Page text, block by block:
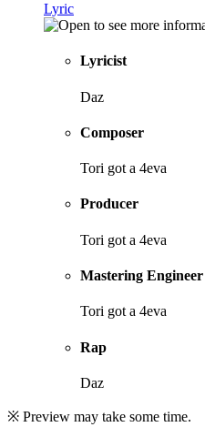
Lyric
Lyricist
Daz
Composer
Tori got a 4eva
Producer
Tori got a 4eva
Mastering Engineer
Tori got a 4eva
Rap
Daz
※ Preview may take some time.